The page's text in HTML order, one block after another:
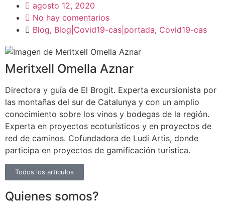
agosto 12, 2020
No hay comentarios
Blog, Blog|Covid19-cas|portada, Covid19-cas
Meritxell Omella Aznar
Directora y guía de El Brogit. Experta excursionista por
las montañas del sur de Catalunya y con un amplio
conocimiento sobre los vinos y bodegas de la región.
Experta en proyectos ecoturísticos y en proyectos de
red de caminos. Cofundadora de Ludi Artis, donde
participa en proyectos de gamificación turística.
Todos los artículos
Quienes somos?